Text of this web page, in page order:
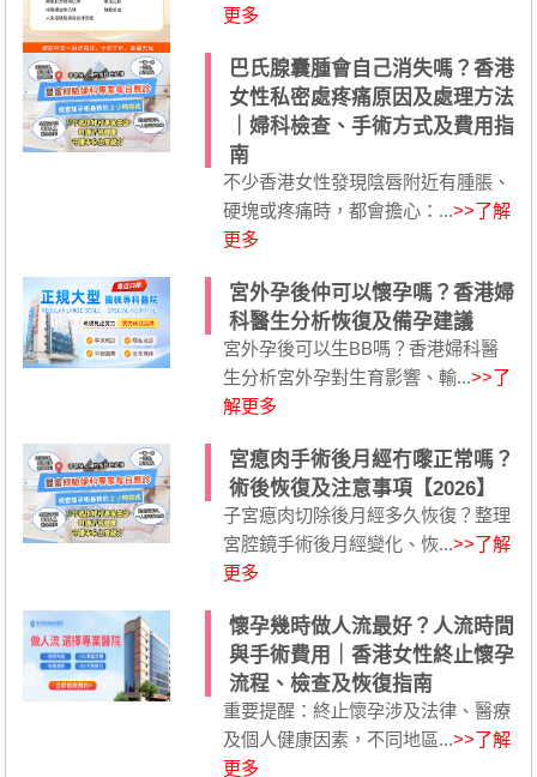
更多
巴氏腺囊腫會自己消失嗎？香港
女性私密處疼痛原因及處理方法
｜婦科檢查、手術方式及費用指
南
不少香港女性發現陰唇附近有腫脹、
硬塊或疼痛時，都會擔心：...>>了解
更多
宮外孕後仲可以懷孕嗎？香港婦
科醫生分析恢復及備孕建議
宮外孕後可以生BB嗎？香港婦科醫
生分析宮外孕對生育影響、輸...>>了
解更多
宮瘜肉手術後月經冇嚟正常嗎？
術後恢復及注意事項【2026】
子宮瘜肉切除後月經多久恢復？整理
宮腔鏡手術後月經變化、恢...>>了解
更多
懷孕幾時做人流最好？人流時間
與手術費用｜香港女性終止懷孕
流程、檢查及恢復指南
重要提醒：終止懷孕涉及法律、醫療
及個人健康因素，不同地區...>>了解
更多